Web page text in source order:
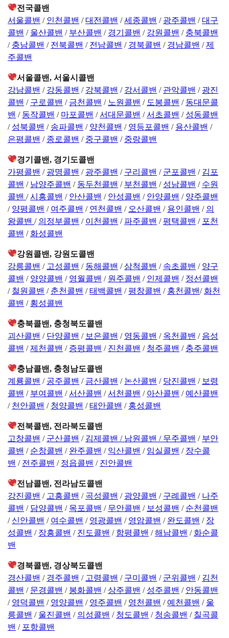
전국콜밴
서울콜밴 / 인천콜밴 /대전콜밴 /세종콜밴 / 광주콜밴 /대구
콜밴 / 울산콜밴 / 부산콜밴 / 경기콜밴 / 강원콜밴 / 충북콜밴
/ 충남콜밴 / 전북콜밴 / 전남콜밴 / 경북콜밴 / 경남콜밴 /제
주콜밴
서울콜밴, 서울시콜밴
강남콜밴 / 강동콜밴 / 강북콜밴 / 강서콜밴 / 관악콜밴 / 광진
콜밴 / 구로콜밴 / 금천콜밴 / 노원콜밴 / 도봉콜밴 / 동대문콜
밴 / 동작콜밴 / 마포콜밴 /서대문콜밴 /서초콜밴 / 성동콜밴
/ 성북콜밴 / 송파콜밴 / 양천콜밴 / 영등포콜밴 / 용산콜밴 /
은평콜밴 / 종로콜밴 / 중구콜밴 / 중랑콜밴
경기콜밴, 경기도콜밴
가평콜밴 / 광명콜밴 / 광주콜밴 / 구리콜밴 / 군포콜밴 / 김포
콜밴 / 남양주콜밴 / 동두천콜밴 / 부천콜밴 / 성남콜밴 / 수원
콜밴/시흥콜밴 / 안산콜밴 / 안성콜밴 / 안양콜밴 / 양주콜밴
/ 양평콜밴 / 여주콜밴 / 연천콜밴 / 오산콜밴 / 용인콜밴 / 의
왕콜밴/ 의정부콜밴 / 이천콜밴 / 파주콜밴 /평택콜밴 / 포천
콜밴 / 화성콜밴
강원콜밴, 강원도콜밴
강릉콜밴 / 고성콜밴 / 동해콜밴 /삼척콜밴 / 속초콜밴 / 양구
콜밴 / 양양콜밴 / 영월콜밴 / 원주콜밴 / 인제콜밴 / 정선콜밴
/ 철원콜밴 / 춘천콜밴 /태백콜밴 /평창콜밴 / 홍천콜밴/ 화천
콜밴 / 횡성콜밴
충북콜밴, 충청북도콜밴
괴산콜밴 / 단양콜밴 / 보은콜밴 / 영동콜밴 / 옥천콜밴 / 음성
콜밴 /제천콜밴 / 증평콜밴 / 진천콜밴 / 청주콜밴 / 충주콜밴
충남콜밴, 충청남도콜밴
계룡콜밴 / 공주콜밴 / 금산콜밴 / 논산콜밴 / 당진콜밴 / 보령
콜밴 / 부여콜밴 /서산콜밴 /서천콜밴 / 아산콜밴 / 예산콜밴
/ 천안콜밴 / 청양콜밴 /태안콜밴 / 홍성콜밴
전북콜밴, 전라북도콜밴
고창콜밴 / 군산콜밴 / 김제콜밴 / 남원콜밴 / 무주콜밴 / 부안
콜밴 / 순창콜밴 / 완주콜밴 / 익산콜밴 / 임실콜밴 / 장수콜
밴 / 전주콜밴 / 정읍콜밴 / 진안콜밴
전남콜밴, 전라남도콜밴
강진콜밴 / 고흥콜밴 / 곡성콜밴 / 광양콜밴 / 구례콜밴 / 나주
콜밴 / 담양콜밴 / 목포콜밴 / 무안콜밴 / 보성콜밴 / 순천콜밴
/ 신안콜밴 / 여수콜밴 / 영광콜밴 / 영암콜밴 / 완도콜밴 / 장
성콜밴 / 장흥콜밴 / 진도콜밴 / 함평콜밴 /해남콜밴 / 화순콜
밴
경북콜밴, 경상북도콜밴
경산콜밴 / 경주콜밴 / 고령콜밴 / 구미콜밴 / 군위콜밴 / 김천
콜밴 / 문경콜밴 / 봉화콜밴 /상주콜밴 / 성주콜밴 / 안동콜밴
/ 영덕콜밴 / 영양콜밴 / 영주콜밴 / 영천콜밴 / 예천콜밴 / 울
릉콜밴 / 울진콜밴 / 의성콜밴 / 청도콜밴 / 청송콜밴 / 칠곡콜
밴 / 포항콜밴